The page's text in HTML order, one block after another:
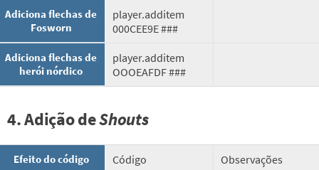
Adiciona flechas de
Fosworn
player.additem
000CEE9E ###
Adiciona flechas de
herói nórdico
player.additem
OOOEAFDF ###
4. Adição deShouts
Efeito do código Código Observações